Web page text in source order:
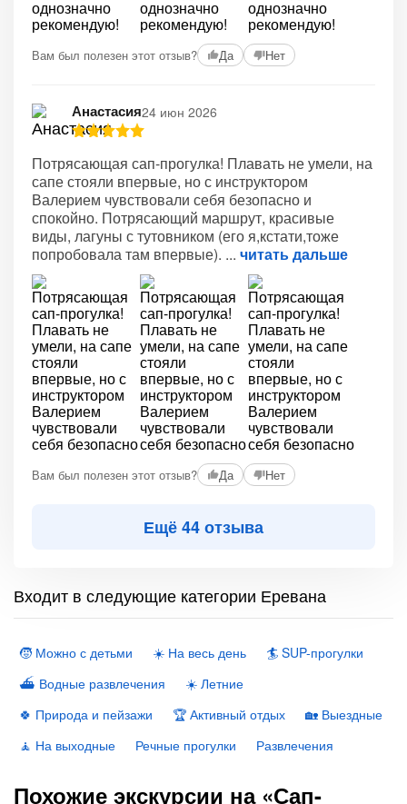
Вам был полезен этот отзыв? Да Нет
Анастасия24 июн 2026
Потрясающая сап-прогулка! Плавать не умели, на
сапе стояли впервые, но с инструктором
Валерием чувствовали себя безопасно и
спокойно. Потрясающий маршрут, красивые
виды, лагуны с тутовником (его я,кстати,тоже
попробовала там впервые).
читать дальше
Вам был полезен этот отзыв? Да Нет
Ещё 44 отзыва
Входит в следующие категории Еревана
🧒 Можно с детьми ☀️ На весь день
🏄 SUP-прогулки
⛴ Водные развлечения
☀️ Летние
🍀 Природа и пейзажи
🏆 Активный отдых
🏡 Выездные
🧘 На выходные
Речные прогулки Развлечения
Похожие экскурсии на «Сап-